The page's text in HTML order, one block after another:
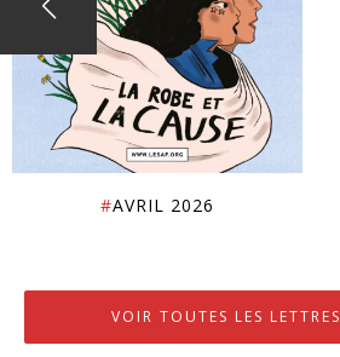
#AVRIL 2026
VOIR TOUTES LES LETTRES